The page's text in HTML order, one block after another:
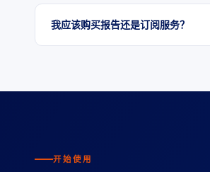
我应该购买报告还是订阅服务？
开始使用